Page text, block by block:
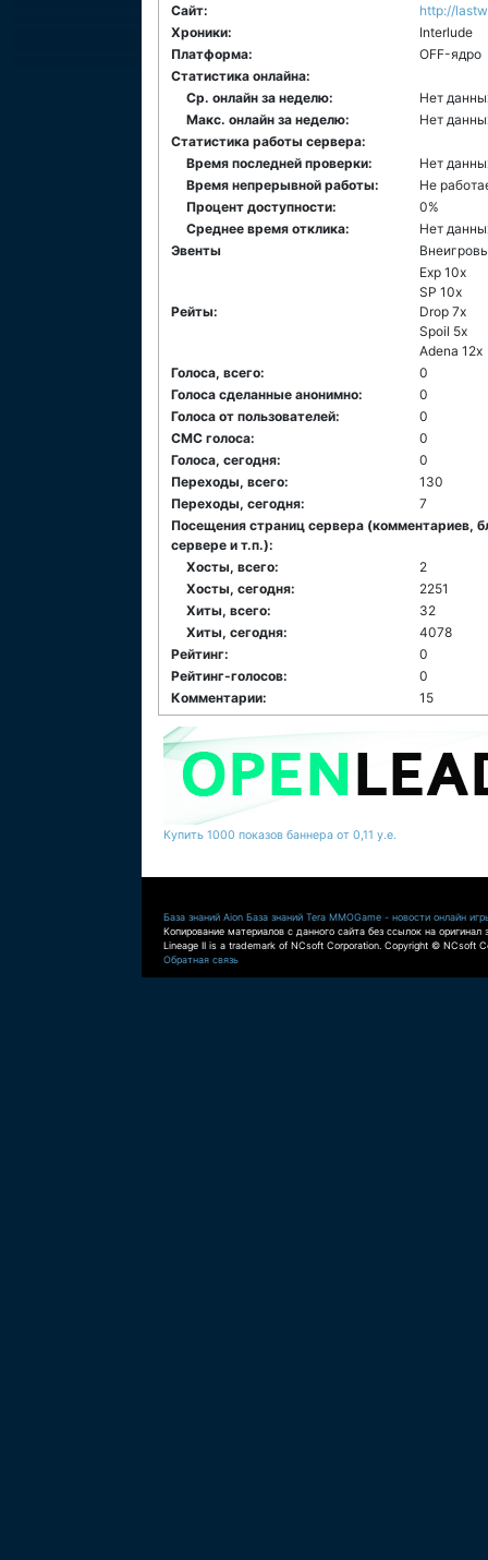
Сайт:
http://
Хроники:
Interlude
Платформа:
ОFF-ядро
Статистика онлайна:
Ср. онлайн за неделю:
Нет
Макс. онлайн за неделю:
Нет
Статистика работы сервера:
Время последней проверки:
Нет
Время непрерывной работы:
Не
Процент доступности:
0%
Среднее время отклика:
Нет
Эвенты
Рейты:
Exp 10x
SP 10x
Drop 7x
Spoil 5x
Adena 12x
Голоса, всего:
0
Голоса сделанные анонимно:
0
Голоса от пользователей:
0
СМС голоса:
0
Голоса, сегодня:
0
Переходы, всего:
130
Переходы, сегодня:
7
Посещения страниц сервера (комментариев,
сервере и т.п.):
Хосты, всего:
2
Хосты, сегодня:
2251
Хиты, всего:
32
Хиты, сегодня:
4078
Рейтинг:
0
Рейтинг-голосов:
0
Комментарии:
15
Купить 1000 показов баннера от 0,11 у.е.
База знаний Aion База знаний Tera MMOGame - новости онлайн
Копирование материалов с данного сайта без ссылок на оригинал
Lineage II is a trademark of NCsoft Corporation. Copyright © NCsoft
Обратная связь